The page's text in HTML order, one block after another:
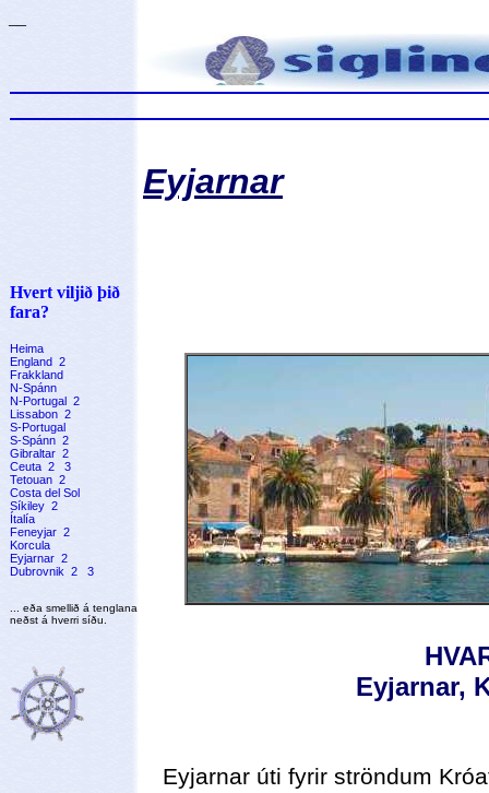
Eyjarnar
Hvert viljið þið
fara?
Heima
England 2
Frakkland
N-Spánn
N-Portugal 2
Lissabon 2
S-Portugal
S-Spánn 2
Gibraltar 2
Ceuta 2
3
Tetouan 2
Costa del Sol
Síkiley 2
Ítalía
Feneyjar 2
Korcula
Eyjarnar 2
Dubrovnik 2 3
... eða smellið á tenglana
neðst á hverri síðu.
Eyjarnar,
Eyjarnar úti fyrir ströndum